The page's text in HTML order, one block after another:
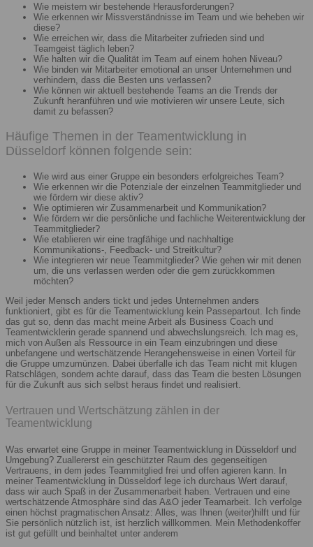
Wie meistern wir bestehende Herausforderungen?
Wie erkennen wir Missverständnisse im Team und wie beheben wir
diese?
Wie erreichen wir, dass die Mitarbeiter zufrieden sind und
Teamgeist täglich leben?
Wie halten wir die Qualität im Team auf einem hohen Niveau?
Wie binden wir Mitarbeiter emotional an unser Unternehmen und
verhindern, dass die Besten uns verlassen?
Wie können wir aktuell bestehende Teams an die Trends der
Zukunft heranführen und wie motivieren wir unsere Leute, sich
damit zu befassen?
Häufige Themen in der Teamentwicklung in
Düsseldorf können folgende sein:
Wie wird aus einer Gruppe ein besonders erfolgreiches Team?
Wie erkennen wir die Potenziale der einzelnen Teammitglieder und
wie fördern wir diese aktiv?
Wie optimieren wir Zusammenarbeit und Kommunikation?
Wie fördern wir die persönliche und fachliche Weiterentwicklung der
Teammitglieder?
Wie etablieren wir eine tragfähige und nachhaltige
Kommunikations-, Feedback- und Streitkultur?
Wie integrieren wir neue Teammitglieder? Wie gehen wir mit denen
um, die uns verlassen werden oder die gern zurückkommen
möchten?
Weil jeder Mensch anders tickt und jedes Unternehmen anders
funktioniert, gibt es für die Teamentwicklung kein Passepartout. Ich finde
das gut so, denn das macht meine Arbeit als Business Coach und
Teamentwicklerin gerade spannend und abwechslungsreich. Ich mag es,
mich von Außen als Ressource in ein Team einzubringen und diese
unbefangene und wertschätzende Herangehensweise in einen Vorteil für
die Gruppe umzumünzen. Dabei überfalle ich das Team nicht mit klugen
Ratschlägen, sondern achte darauf, dass das Team die besten Lösungen
für die Zukunft aus sich selbst heraus findet und realisiert.
Vertrauen und Wertschätzung zählen in der
Teamentwicklung
Was erwartet eine Gruppe in meiner Teamentwicklung in Düsseldorf und
Umgebung? Zuallererst ein geschützter Raum des gegenseitigen
Vertrauens, in dem jedes Teammitglied frei und offen agieren kann. In
meiner Teamentwicklung in Düsseldorf lege ich durchaus Wert darauf,
dass wir auch Spaß in der Zusammenarbeit haben. Vertrauen und eine
wertschätzende Atmosphäre sind das A&O jeder Teamarbeit. Ich verfolge
einen höchst pragmatischen Ansatz: Alles, was Ihnen (weiter)hilft und für
Sie persönlich nützlich ist, ist herzlich willkommen. Mein Methodenkoffer
ist gut gefüllt und beinhaltet unter anderem